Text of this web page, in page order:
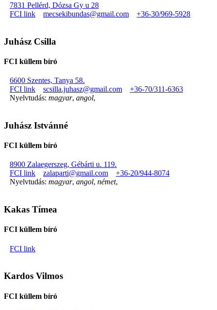
7831 Pellérd, Dózsa Gy u 28
FCI link
mecsekibundas@gmail.com +36-30/969-5928
Juhász Csilla
FCI küllem bíró
6600 Szentes, Tanya 58.
FCI link
scsilla.juhasz@gmail.com
+36-70/311-6363
Nyelvtudás: magyar, angol,
Juhász Istvánné
FCI küllem bíró
8900 Zalaegerszeg, Gébárti u. 119.
FCI link
zalaparti@gmail.com
+36-20/944-8074
Nyelvtudás: magyar, angol, német,
Kakas Tímea
FCI küllem bíró
FCI link
Kardos Vilmos
FCI küllem bíró